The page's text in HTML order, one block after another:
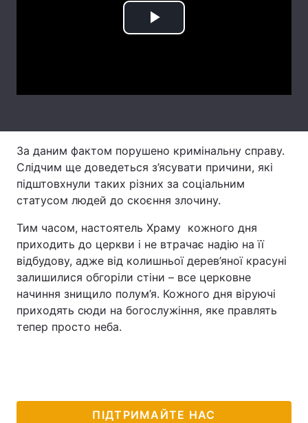
Вакансії
Play
За даним фактом порушено кримінальну справу.
Слідчим ще доведеться з’ясувати причини, які
підштовхнули таких різних за соціальним
статусом людей до скоєння злочину.
Тим часом, настоятель Храму кожного дня
приходить до церкви і не втрачає надію на її
відбудову, адже від колишньої дерев’яної красуні
залишилися обгоріли стіни – все церковне
начиння знищило полум’я. Кожного дня віруючі
приходять сюди на богослужіння, яке правлять
тепер просто неба.
ПІДТРИМАЙТЕ НАС